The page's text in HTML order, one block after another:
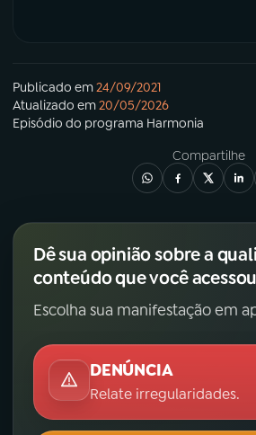
Publicado em24/09/2021
Atualizado em20/05/2026
Episódio do programa Harmonia
Compartilhe
Dê sua opinião sobre a
conteúdo que você
Escolha sua manifestação em
DENÚNCIA
Relate irregularidades.